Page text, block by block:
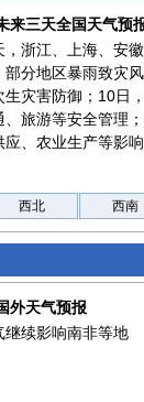
来三天全国天气预
，浙江、上海、安
部分地区暴雨致灾
生灾害防御；10日
、旅游等安全管理
、农业生产等影响
西北 西南
外天气预报
继续影响南非等地